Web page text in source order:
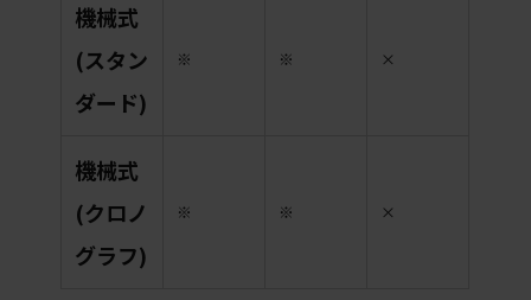
機械式
(スタン
ダード)
※ ※ ×
機械式
(クロノ
グラフ)
※ ※ ×